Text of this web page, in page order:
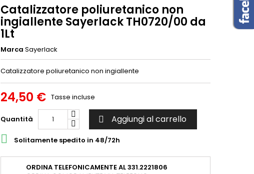
Catalizzatore poliuretanico non
ingiallente Sayerlack TH0720/00 da
1Lt
Marca Sayerlack
Catalizzatore poliuretanico non ingiallente
24,50 € Tasse incluse
Quantità  Aggiungi al carrello
 Solitamente spedito in 48/72h
ORDINA TELEFONICAMENTE AL 331.2221806